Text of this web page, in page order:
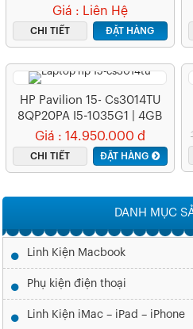
Giá : Liên Hệ
CHI TIẾT ĐẶT HÀNG
HP Pavilion 15- Cs3014TU
8QP20PA I5-1035G1 | 4GB
RAM | 256GB SSD PCIe |
UHD Graphics 630 | 15.6
FHD | WIN10 | Gold
Giá : 14.950.000 đ
CHI TIẾT ĐẶT HÀNG
DANH MỤC
Linh Kiện Macbook
Phụ kiện điện thoại
Linh Kiện iMac – iPad – iPhone